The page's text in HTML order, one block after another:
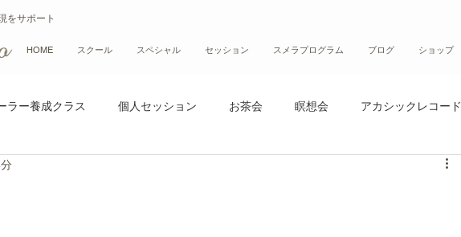
をサポート
HOME スクール スペシャル セッション スメラプログラム ブログ ショップ
ラー養成クラス 個人セッション お茶会 瞑想会 アカシックレコード